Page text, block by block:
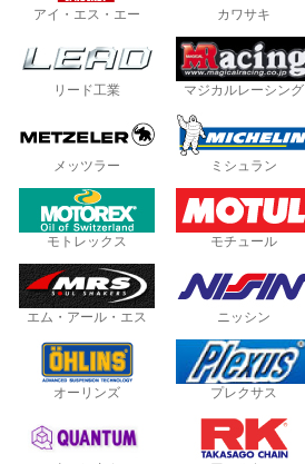
アイ・エス・エー カワサキ
リード工業 マジカルレーシング
メッツラー ミシュラン
モトレックス モチュール
エム・アール・エス ニッシン
オーリンズ プレクサス